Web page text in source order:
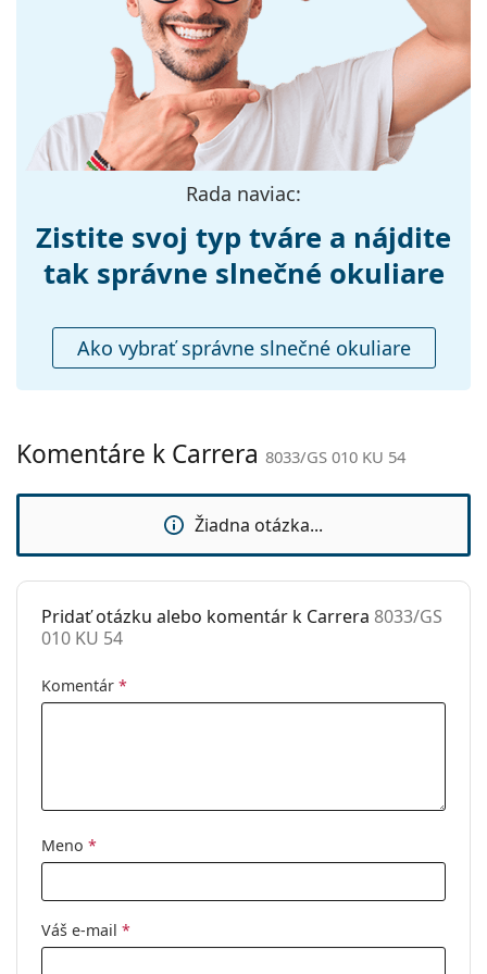
objavte štýlové rámy od obľúbených značiek.
137 mm
Dĺžka stranice:
145 mm
Šírka mostíka:
22 mm
Hmotnosť:
150 g
Áno
Príslušenstvo
Puzdro:
Áno
handrička:
Ostatné
Typ:
Pánske
Značka:
Carrera
Rada naviac:
Zistite svoj typ tváre a nájdite
tak správne slnečné okuliare
Ako vybrať správne slnečné okuliare
Komentáre k Carrera 8033/GS 010 KU 54
Žiadna otázka...
Pridať otázku alebo komentár k Carrera 8033/GS
010 KU 54
Komentár *
Meno *
Váš e-mail *